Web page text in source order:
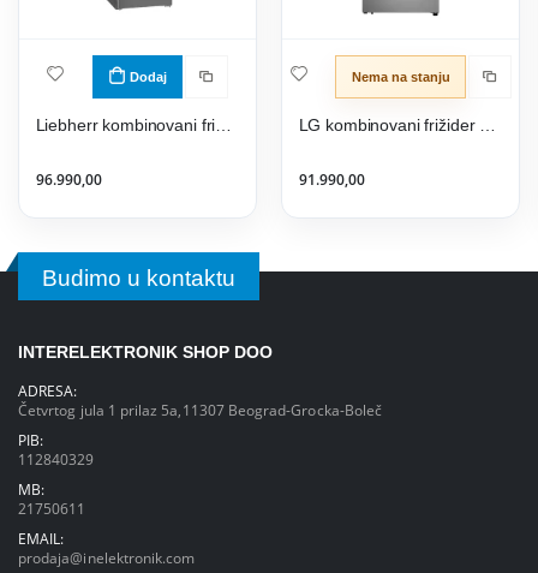
Dodaj
96.990,00
Nema na stanju
91.990,00
Budimo u kontaktu
INTERELEKTRONIK SHOP DOO
ADRESA:
Četvrtog jula 1 prilaz 5a,11307 Beograd-Grocka-Boleč
PIB:
112840329
MB:
21750611
EMAIL:
prodaja@inelektronik.com